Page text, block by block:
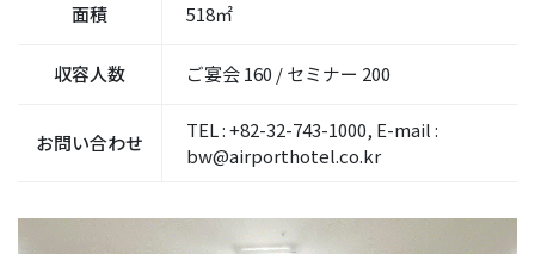
面積 518㎡
収容人数 ご宴会 160 / セミナー 200
お問い合わせ
TEL : +82-32-743-1000, E-mail :
bw@airporthotel.co.kr